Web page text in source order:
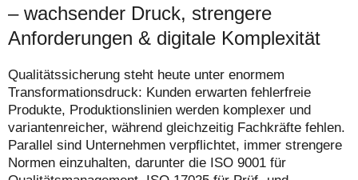
– wachsender Druck, strengere
Anforderungen & digitale Komplexität
Qualitätssicherung steht heute unter enormem
Transformationsdruck: Kunden erwarten fehlerfreie
Produkte, Produktionslinien werden komplexer und
variantenreicher, während gleichzeitig Fachkräfte fehlen.
Parallel sind Unternehmen verpflichtet, immer strengere
Normen einzuhalten, darunter die ISO 9001 für